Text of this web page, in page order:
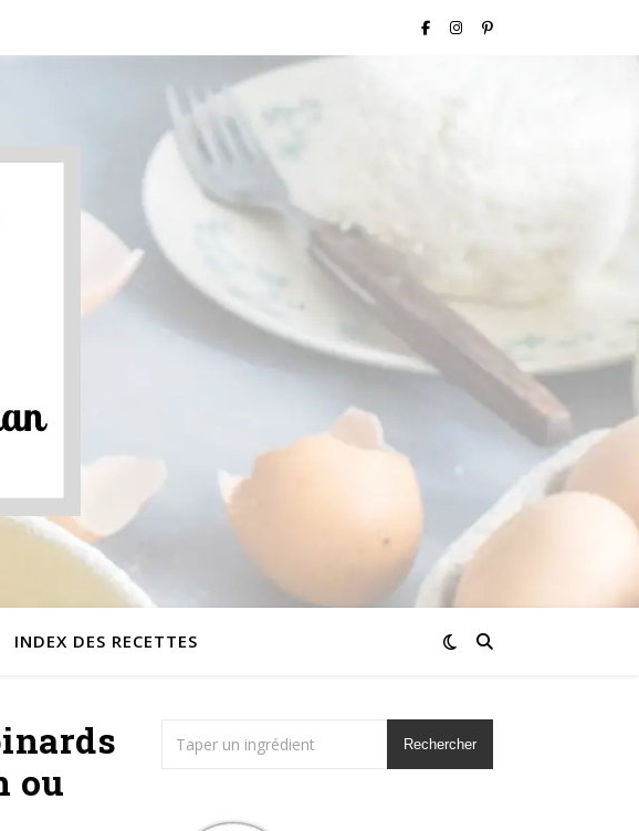
INDEX DES RECETTES
ou
Rechercher